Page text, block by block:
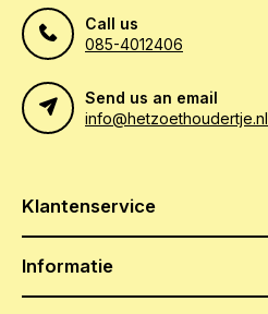
Call us
085-4012406
Send us an email
info@hetzoethoudertje.nl
Klantenservice
Informatie